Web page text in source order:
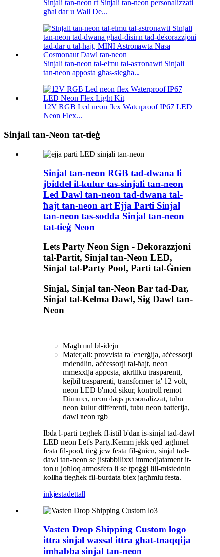
Sinjali tan-neon rt Sinjali tan-neon personalizzati
għal dar u Wall De...
Sinjali tan-neon tal-elmu tal-astronawti Sinjali
tan-neon apposta għas-siegħa...
12V RGB Led neon flex Waterproof IP67 LED
Neon Flex...
Sinjali tan-Neon tat-tieġ
Sinjal tan-neon RGB tad-dwana li
jbiddel il-kulur tas-sinjali tan-neon
Led Dawl tan-neon tad-dwana tal-
ħajt tan-neon art Ejja Parti Sinjal
tan-neon tas-sodda Sinjal tan-neon
tat-tieġ Neon
Lets Party Neon Sign - Dekorazzjoni
tal-Partit, Sinjal tan-Neon LED,
Sinjal tal-Party Pool, Parti tal-Ġnien
Sinjal, Sinjal tan-Neon Bar tad-Dar,
Sinjal tal-Kelma Dawl, Sig Dawl tan-
Neon
Magħmul bl-idejn
Materjali: provvista ta 'enerġija, aċċessorji
mdendlin, aċċessorji tal-ħajt, neon
mmexxija apposta, akriliku trasparenti,
kejbil trasparenti, transformer ta' 12 volt,
neon LED b'mod sikur, kontroll remot
Dimmer, neon daqs personalizzat, tubu
neon kulur differenti, tubu neon batterija,
dawl neon rgb
Ibda l-parti tiegħek fl-istil b'dan is-sinjal tad-dawl
LED neon Let's Party.Kemm jekk qed tagħmel
festa fil-pool, tieġ jew festa fil-ġnien, sinjal tad-
dawl tan-neon se jistabbilixxi immedjatament it-
ton u joħloq atmosfera li se tpoġġi lill-mistednin
kollha tiegħek fil-burdata biex jagħmlu festa.
inkjestadettall
Vasten Drop Shipping Custom logo
ittra sinjal wassal ittra għat-tnaqqija
imħabba sinjal tan-neon